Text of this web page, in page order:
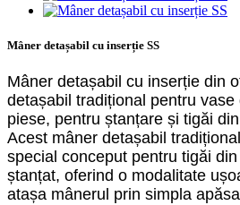
Mâner detașabil cu inserție SS
Mâner detașabil cu inserție din
detașabil tradițional pentru
piese, pentru ștanțare și tigăi
Acest mâner detașabil
special conceput pentru tigăi
ștanțat, oferind o modalitate
atașa mânerul prin simpla